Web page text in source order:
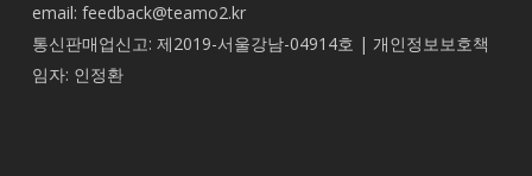
email: feedback@teamo2.kr
통신판매업신고: 제2019-서울강남-04914호 | 개인정보보호책
임자: 인정환